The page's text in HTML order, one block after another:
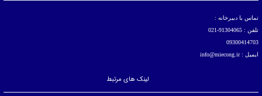
تماس با دبیرخانه :
تلفن : 91304065-021
09300414703
ایمیل : info@miecong.ir
لینک های مرتبط